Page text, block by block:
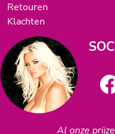
Retouren
Klachten
Al onze